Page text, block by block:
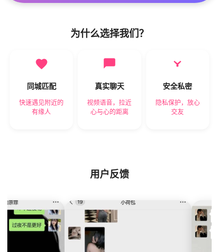
为什么选择我们？
同城匹配
快速遇见附近的
有缘人
真实聊天
视频语音，拉近
心与心的距离
安全私密
隐私保护，放心
交友
用户反馈